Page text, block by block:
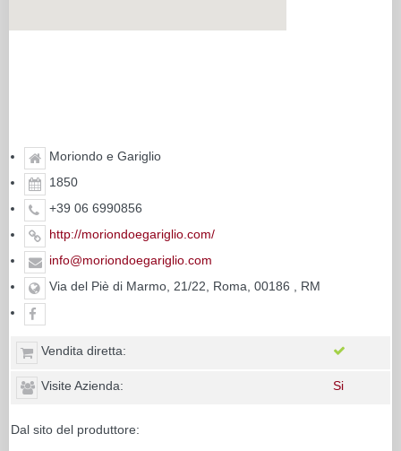
Moriondo e Gariglio
1850
+39 06 6990856
http://moriondoegariglio.com/
info@moriondoegariglio.com
Via del Piè di Marmo, 21/22, Roma, 00186 , RM
Vendita diretta:
Visite Azienda: Si
Dal sito del produttore: